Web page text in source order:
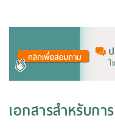
เอกสารสำหรับกา